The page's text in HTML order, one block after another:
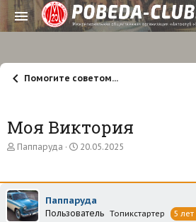
Помогите советом...
Моя Виктория
А
о
р
т
е
Паппаруда
Д
а
а
ч
20.05.2025
Паппаруда
Пользователь Топикстартер 5